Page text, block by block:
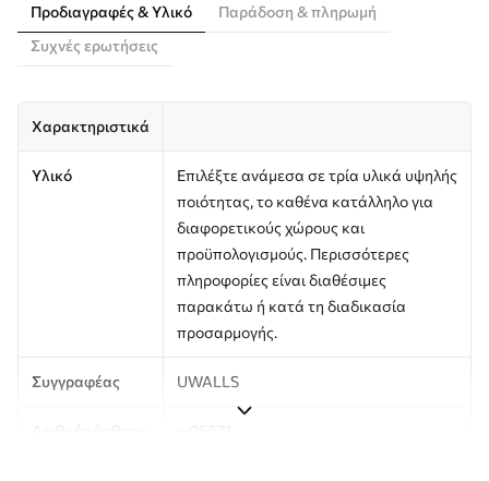
Προδιαγραφές & Υλικό
Παράδοση & πληρωμή
Συχνές ερωτήσεις
Χαρακτηριστικά
Υλικό
Επιλέξτε ανάμεσα σε τρία υλικά υψηλής
ποιότητας, το καθένα κατάλληλο για
διαφορετικούς χώρους και
προϋπολογισμούς. Περισσότερες
πληροφορίες είναι διαθέσιμες
παρακάτω ή κατά τη διαδικασία
προσαρμογής.
Συγγραφέας UWALLS
Αριθμός άρθρου